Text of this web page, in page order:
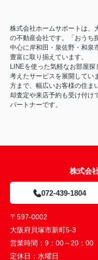
株式会社ホームサポートは、
の不動産会社です。「おうち
中心に岸和田・泉佐野・和泉
豊富に取り揃えています。
LINEを使った気軽なお部屋
考えたサービスを展開してい
方まで、幅広いお客様の住ま
却査定や来店予約も受け付け
パートナーです。
株式会
072-439-1804
〒597-0002
大阪府貝塚市新町5-3
営業時間： 9：00～20：00
定休日： 水曜日